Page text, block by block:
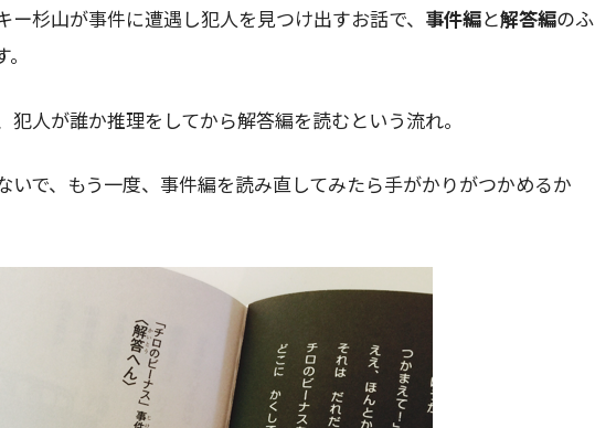
ー杉山が事件に遭遇し犯人を見つけ出すお話で、 事件編と解答編のふ
犯人が誰か推理をしてから解答編を読むという流れ。
いで、もう一度、事件編を読み直してみたら手がかりがつかめるか